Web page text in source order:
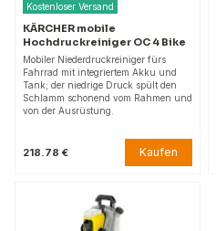
Kostenloser Versand
KÄRCHER mobile
Hochdruckreiniger OC 4 Bike
Mobiler Niederdruckreiniger fürs
Fahrrad mit integriertem Akku und
Tank; der niedrige Druck spült den
Schlamm schonend vom Rahmen und
von der Ausrüstung.
218.78 € Kaufen